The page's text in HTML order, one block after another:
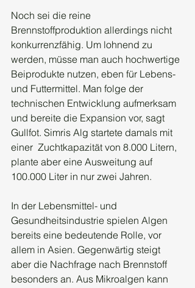
Noch sei die reine
Brennstoffproduktion allerdings nicht
konkurrenzfähig. Um lohnend zu
werden, müsse man auch hochwertige
Beiprodukte nutzen, eben für Lebens-
und Futtermittel. Man folge der
technischen Entwicklung aufmerksam
und bereite die Expansion vor, sagt
Gullfot. Simris Alg startete damals mit
einer  Zuchtkapazität von 8.000 Litern,
plante aber eine Ausweitung auf
100.000 Liter in nur zwei Jahren.
In der Lebensmittel- und
Gesundheitsindustrie spielen Algen
bereits eine bedeutende Rolle, vor
allem in Asien. Gegenwärtig steigt
aber die Nachfrage nach Brennstoff
besonders an. Aus Mikroalgen kann